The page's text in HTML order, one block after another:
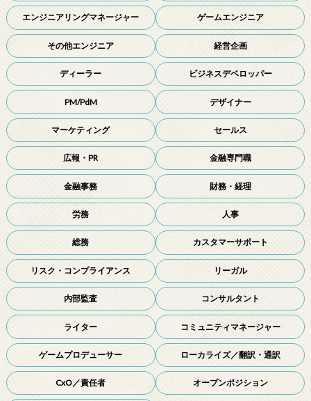
エンジニアリングマネージャー ゲームエンジニア
その他エンジニア 経営企画
ディーラー ビジネスデベロッパー
PM/PdM デザイナー
マーケティング セールス
広報・PR 金融専門職
金融事務 財務・経理
労務 人事
総務 カスタマーサポート
リスク・コンプライアンス リーガル
内部監査 コンサルタント
ライター コミュニティマネージャー
ゲームプロデューサー ローカライズ／翻訳・通訳
CxO／責任者 オープンポジション